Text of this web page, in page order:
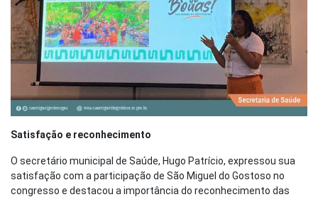
Satisfação e reconhecimento
O secretário municipal de Saúde, Hugo Patrício, expressou sua
satisfação com a participação de São Miguel do Gostoso no
congresso e destacou a importância do reconhecimento das